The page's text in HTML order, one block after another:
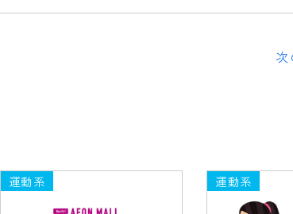
運動系 運動系